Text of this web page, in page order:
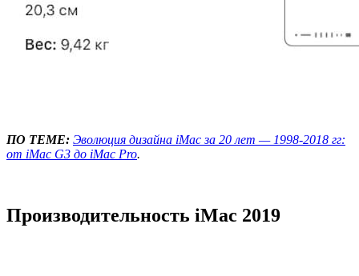
ПО ТЕМЕ: Эволюция дизайна iMac за 20 лет — 1998-2018 гг:
от iMac G3 до iMac Pro.
Производительность iMac 2019